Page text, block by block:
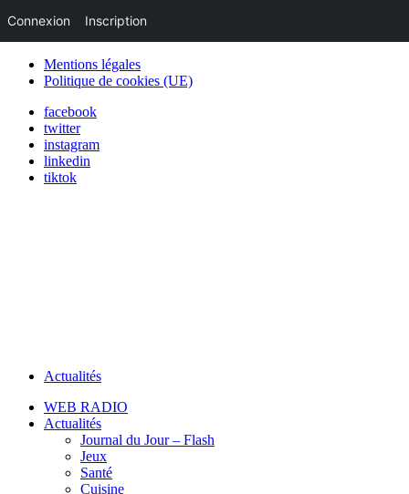
Mentions légales
Politique de cookies (UE)
facebook
twitter
instagram
linkedin
tiktok
Actualités
WEB RADIO
Actualités
Journal du Jour – Flash
Jeux
Santé
Cuisine
Connexion Inscription